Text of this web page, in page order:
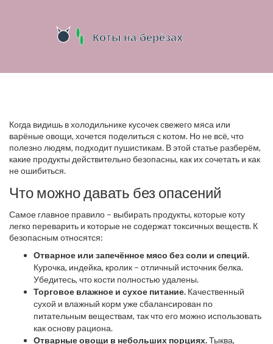
Когда видишь в холодильнике кусочек свежего мяса или
варёные овощи, хочется поделиться с котом. Но не всё, что
полезно людям, подходит пушистикам. В этой статье разберём,
какие продукты действительно безопасны, как их сочетать и как
не ошибиться.
Что можно давать без опасений
Самое главное правило – выбирать продукты, которые коту
легко переварить и которые не содержат токсичных веществ. К
безопасным относятся:
Отварное или запечённое мясо без соли и специй.
Курочка, индейка, кролик – отличный источник белка.
Убедитесь, что кости полностью удалены.
Торговое влажное и сухое питание. Качественный
сухой и влажный корм уже сбалансирован по
питательным веществам, так что его можно использовать
как основу рациона.
Отварные овощи в небольших порциях.Тыква,